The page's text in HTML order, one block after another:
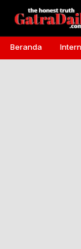
Gatra Daily
the honest truth
Beranda